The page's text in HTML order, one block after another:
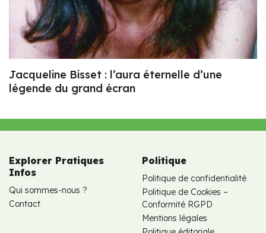
Jacqueline Bisset : l’aura éternelle d’une
légende du grand écran
Explorer Pratiques
Infos
Qui sommes-nous ?
Contact
Politique
Politique de confidentialité
Politique de Cookies –
Conformité RGPD
Mentions légales